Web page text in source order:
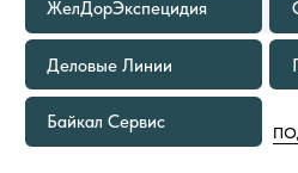
В КАКИХ СЛУЧАЯХ МЫ
ПРЕДОСТАВИМ БЕСПЛАТНУЮ
ДОСТАВКУ ТОВАРОВ ПО РОССИИ